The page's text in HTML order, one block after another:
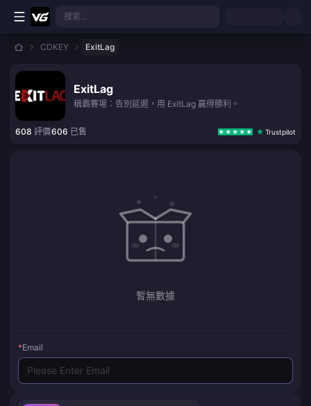
跳至主要內容
搜索...
CDKEY ExitLag
ExitLag
稱霸賽場：告別延遲，用 ExitLag 贏得勝利。
608 評價606 已售 Trustpilot
暫無數據
*Email